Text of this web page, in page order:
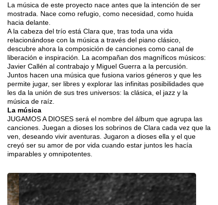
La música de este proyecto nace antes que la intención de ser
mostrada. Nace como refugio, como necesidad, como huida
hacia delante.
A la cabeza del trío está Clara que, tras toda una vida
relacionándose con la música a través del piano clásico,
descubre ahora la composición de canciones como canal de
liberación e inspiración. La acompañan dos magníficos músicos:
Javier Callén al contrabajo y Miguel Guerra a la percusión.
Juntos hacen una música que fusiona varios géneros y que les
permite jugar, ser libres y explorar las infinitas posibilidades que
les da la unión de sus tres universos: la clásica, el jazz y la
música de raíz.
La música
JUGAMOS A DIOSES será el nombre del álbum que agrupa las
canciones. Juegan a dioses los sobrinos de Clara cada vez que la
ven, deseando vivir aventuras. Jugaron a dioses ella y el que
creyó ser su amor de por vida cuando estar juntos les hacía
imparables y omnipotentes.